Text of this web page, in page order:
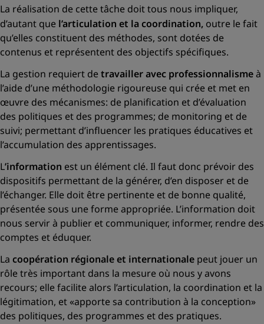
La réalisation de cette tâche doit tous nous impliquer,
d’autant que l’articulation et la coordination, outre le fait
qu’elles constituent des méthodes, sont dotées de
contenus et représentent des objectifs spécifiques.
La gestion requiert detravailler avec professionnalismeà
l’aide d’une méthodologie rigoureuse qui crée et met en
œuvre des mécanismes: de planification et d’évaluation
des politiques et des programmes; de monitoring et de
suivi; permettant d’influencer les pratiques éducatives et
l’accumulation des apprentissages.
L’information est un élément clé. Il faut donc prévoir des
dispositifs permettant de la générer, d’en disposer et de
l’échanger. Elle doit être pertinente et de bonne qualité,
présentée sous une forme appropriée. L’information doit
nous servir à publier et communiquer, informer, rendre des
comptes et éduquer.
La coopération régionale et internationale peut jouer un
rôle très important dans la mesure où nous y avons
recours; elle facilite alors l’articulation, la coordination et la
légitimation, et«apporte sa contribution à la conception»
des politiques, des programmes et des pratiques.